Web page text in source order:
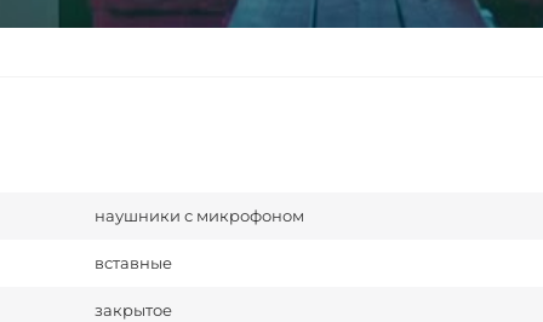
наушники с микрофоном
вставные
закрытое